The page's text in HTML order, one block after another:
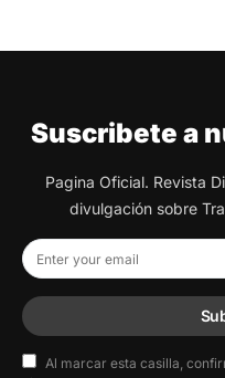
Suscribete a
Pagina Oficial. Revista
divulgación sobre
Al marcar esta casilla,